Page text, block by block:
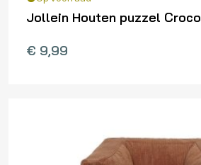
Jollein Houten puzzel Croco
€ 9,99